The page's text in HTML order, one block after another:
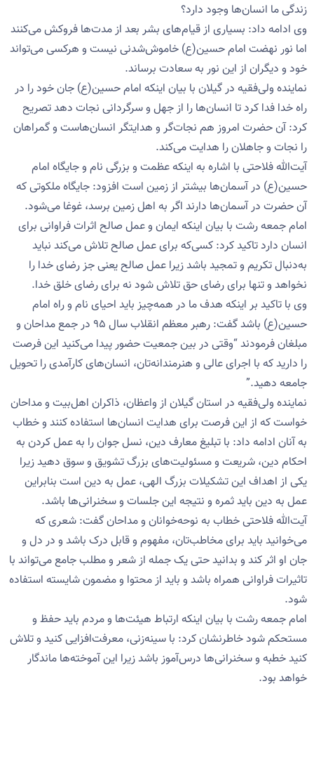
زندگی ما انسان‌ها وجود دارد؟
وی ادامه داد: بسیاری از قیام‌های بشر بعد از مدت‌ها فروکش می‌کنند
اما نور نهضت امام حسین(ع) خاموش‌شدنی نیست و هرکسی می‌تواند
خود و دیگران از این نور به سعادت برساند.
نماینده ولی‌فقیه در گیلان با بیان اینکه امام حسین(ع) جان خود را در
راه خدا فدا کرد تا انسان‌ها را از جهل و سرگردانی نجات دهد تصریح
کرد: آن حضرت امروز هم نجات‌گر و هدایتگر انسان‌هاست و گمراهان
را نجات و جاهلان را هدایت می‌کند.
آیت‌الله فلاحتی با اشاره به اینکه عظمت و بزرگی نام و جایگاه امام
حسین(ع) در آسمان‌ها بیشتر از زمین است افزود: جایگاه ملکوتی که
آن حضرت در آسمان‌ها دارند اگر به اهل زمین برسد، غوغا می‌شود.
امام جمعه رشت با بیان اینکه ایمان و عمل صالح اثرات فراوانی برای
انسان دارد تاکید کرد: کسی‌که برای عمل صالح تلاش می‌کند نباید
به‌دنبال تکریم و تمجید باشد زیرا عمل صالح یعنی جز رضای خدا را
نخواهد و تنها برای رضای حق تلاش شود نه برای رضای خلق خدا.
وی با تاکید بر اینکه هدف ما در همه‌چیز باید احیای نام و راه امام
حسین(ع) باشد گفت: رهبر معظم انقلاب سال ۹۵ در جمع مداحان و
مبلغان فرمودند “وقتی در بین جمعیت حضور پیدا می‌کنید این فرصت
را دارید که با اجرای عالی و هنرمندانه‌تان، انسان‌های کارآمدی را تحویل
جامعه دهید.”
نماینده ولی‌فقیه در استان گیلان از واعظان، ذاکران اهل‌بیت و مداحان
خواست که از این فرصت برای هدایت انسان‌ها استفاده کنند و خطاب
به آنان ادامه داد: با تبلیغ معارف دین، نسل جوان را به عمل کردن به
احکام دین، شریعت و مسئولیت‌های بزرگ تشویق و سوق دهید زیرا
یکی از اهداف این تشکیلات بزرگ الهی، عمل به دین است بنابراین
عمل به دین باید ثمره و نتیجه این جلسات و سخنرانی‌ها باشد.
آیت‌الله فلاحتی خطاب به نوحه‌خوانان و مداحان گفت: شعری که
می‌خوانید باید برای مخاطب‌تان، مفهوم و قابل درک باشد و در دل و
جان او اثر کند و بدانید حتی یک جمله از شعر و مطلب جامع می‌تواند با
تاثیرات فراوانی همراه باشد و باید از محتوا و مضمون شایسته استفاده
شود.
امام جمعه رشت با بیان اینکه ارتباط هیئت‌ها و مردم باید حفظ و
مستحکم شود خاطرنشان کرد: با سینه‌زنی، معرفت‌افزایی کنید و تلاش
کنید خطبه‌ و سخنرانی‌ها درس‌آموز باشد زیرا این آموخته‌ها ماندگار
خواهد بود.